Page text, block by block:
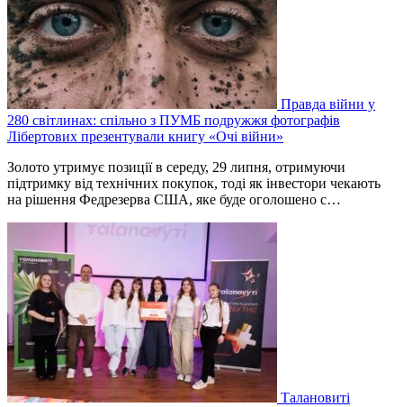
Правда війни у
280 світлинах: спільно з ПУМБ подружжя фотографів
Лібертових презентували книгу «Очі війни»
Золото утримує позиції в середу, 29 липня, отримуючи
підтримку від технічних покупок, тоді як інвестори чекають
на рішення Федрезерва США, яке буде оголошено ‌с…
Талановиті